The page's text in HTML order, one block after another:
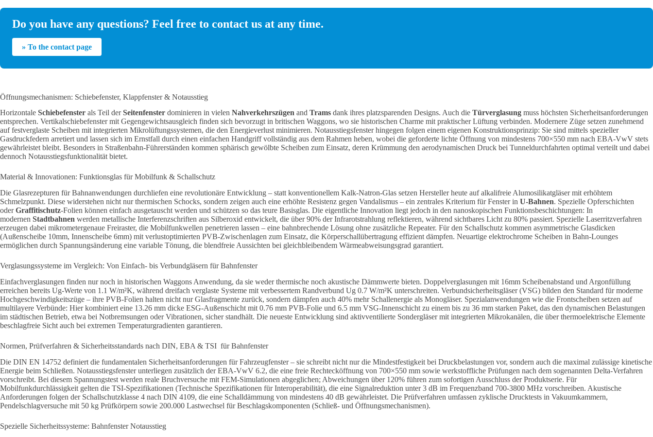
Do you have any questions? Feel free to contact us at any time.
» To the contact page
Öffnungsmechanismen: Schiebefenster, Klappfenster & Notausstieg
Horizontale Schiebefenster als Teil derSeitenfenster dominieren in vielen Nahverkehrszügen and Trams dank ihres platzsparenden Designs. Auch die Türverglasung muss höchsten Sicherheitsanforderungen
entsprechen. Vertikalschiebefenster mit Gegengewichtsausgleich finden sich bevorzugt in britischen Waggons, wo sie historischen Charme mit praktischer Lüftung verbinden. Modernere Züge setzen zunehmend
auf festverglaste Scheiben mit integrierten Mikrolüftungssystemen, die den Energieverlust minimieren. Notausstiegsfenster hingegen folgen einem eigenen Konstruktionsprinzip: Sie sind mittels spezieller
Gasdruckfedern arretiert und lassen sich im Ernstfall durch einen einfachen Handgriff vollständig aus dem Rahmen heben, wobei die geforderte lichte Öffnung von mindestens 700×550 mm nach EBA-VwV stets
gewährleistet bleibt. Besonders in Straßenbahn-Führerständen kommen sphärisch gewölbte Scheiben zum Einsatz, deren Krümmung den aerodynamischen Druck bei Tunneldurchfahrten optimal verteilt und dabei
dennoch Notausstiegsfunktionalität bietet.
Material & Innovationen: Funktionsglas für Mobilfunk & Schallschutz
Die Glasrezepturen für Bahnanwendungen durchliefen eine revolutionäre Entwicklung – statt konventionellem Kalk-Natron-Glas setzen Hersteller heute auf alkalifreie Alumosilikatgläser mit erhöhtem
Schmelzpunkt. Diese widerstehen nicht nur thermischen Schocks, sondern zeigen auch eine erhöhte Resistenz gegen Vandalismus – ein zentrales Kriterium für Fenster in U-Bahnen. Spezielle Opferschichten
oderGraffitischutz-Folien können einfach ausgetauscht werden und schützen so das teure Basisglas. Die eigentliche Innovation liegt jedoch in den nanoskopischen Funktionsbeschichtungen: In
modernen Stadtbahnen werden metallische Interferenzschriften aus Silberoxid entwickelt, die über 90% der Infrarotstrahlung reflektieren, während sichtbares Licht zu 80% passiert. Spezielle Laserritzverfahren
erzeugen dabei mikrometergenaue Freiraster, die Mobilfunkwellen penetrieren lassen – eine bahnbrechende Lösung ohne zusätzliche Repeater. Für den Schallschutz kommen asymmetrische Glasdicken
(Außenscheibe 10mm, Innenscheibe 6mm) mit verlustoptimierten PVB-Zwischenlagen zum Einsatz, die Körperschallübertragung effizient dämpfen. Neuartige elektrochrome Scheiben in Bahn-Lounges
ermöglichen durch Spannungsänderung eine variable Tönung, die blendfreie Aussichten bei gleichbleibendem Wärmeabweisungsgrad garantiert.
Verglasungssysteme im Vergleich: Von Einfach- bis Verbundgläsern für Bahnfenster
Einfachverglasungen finden nur noch in historischen Waggons Anwendung, da sie weder thermische noch akustische Dämmwerte bieten. Doppelverglasungen mit 16mm Scheibenabstand und Argonfüllung
erreichen bereits Ug-Werte von 1.1 W/m²K, während dreifach verglaste Systeme mit verbessertem Randverbund Ug 0.7 W/m²K unterschreiten. Verbundsicherheitsgläser (VSG) bilden den Standard für moderne
Hochgeschwindigkeitszüge – ihre PVB-Folien halten nicht nur Glasfragmente zurück, sondern dämpfen auch 40% mehr Schallenergie als Monogläser. Spezialanwendungen wie die Frontscheiben setzen auf
multilayere Verbünde: Hier kombiniert eine 13.26 mm dicke ESG-Außenschicht mit 0.76 mm PVB-Folie und 6.5 mm VSG-Innenschicht zu einem bis zu 36 mm starken Paket, das den dynamischen Belastungen
im städtischen Betrieb, etwa bei Notbremsungen oder Vibrationen, sicher standhält. Die neueste Entwicklung sind aktivventilierte Sondergläser mit integrierten Mikrokanälen, die über thermoelektrische Elemente
beschlagfreie Sicht auch bei extremen Temperaturgradienten garantieren.
Normen, Prüfverfahren & Sicherheitsstandards nach DIN, EBA & TSI für Bahnfenster
Die DIN EN 14752 definiert die fundamentalen Sicherheitsanforderungen für Fahrzeugfenster – sie schreibt nicht nur die Mindestfestigkeit bei Druckbelastungen vor, sondern auch die maximal zulässige kinetische
Energie beim Schließen. Notausstiegsfenster unterliegen zusätzlich der EBA-VwV 6.2, die eine freie Rechtecköffnung von 700×550 mm sowie werkstoffliche Prüfungen nach dem sogenannten Delta-Verfahren
vorschreibt. Bei diesem Spannungstest werden reale Bruchversuche mit FEM-Simulationen abgeglichen; Abweichungen über 120% führen zum sofortigen Ausschluss der Produktserie. Für
Mobilfunkdurchlässigkeit gelten die TSI-Spezifikationen (Technische Spezifikationen für Interoperabilität), die eine Signalreduktion unter 3 dB im Frequenzband 700-3800 MHz vorschreiben. Akustische
Anforderungen folgen der Schallschutzklasse 4 nach DIN 4109, die eine Schalldämmung von mindestens 40 dB gewährleistet. Die Prüfverfahren umfassen zyklische Drucktests in Vakuumkammern,
Pendelschlagversuche mit 50 kg Prüfkörpern sowie 200.000 Lastwechsel für Beschlagskomponenten (Schließ- und Öffnungsmechanismen).
Spezielle Sicherheitssysteme: Bahnfenster Notausstieg